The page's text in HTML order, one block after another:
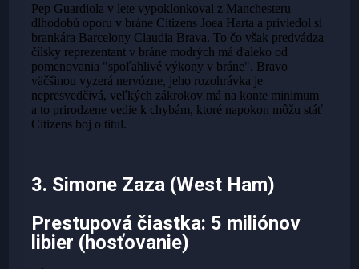
Pep Guardiola v lete vypoklonkoval z Manchesteru
dlhodobú oporu v bráne Citizens Joea Harta a priviedol si
brankára Barcelony Claudia Brava. To čo však predvádza
čílsky reprezentant v bráne modrých má ďaleko od
pomenovania "spoľahlivé výkony v bráne". Bravo
väčšinou vyzerá nervózne, jeho rozohrávka je
nepresvedčivá, veľkých zákrokov má na konte minimum
a to prirodzene vedie k chybám, ktoré napokon môžu stáť
Citizens boj o titul.
3. Simone Zaza (West Ham)
Prestupová čiastka: 5 miliónov
libier (hosťovanie)